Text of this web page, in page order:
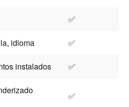
✅
idioma ✅
instalados ✅
✅